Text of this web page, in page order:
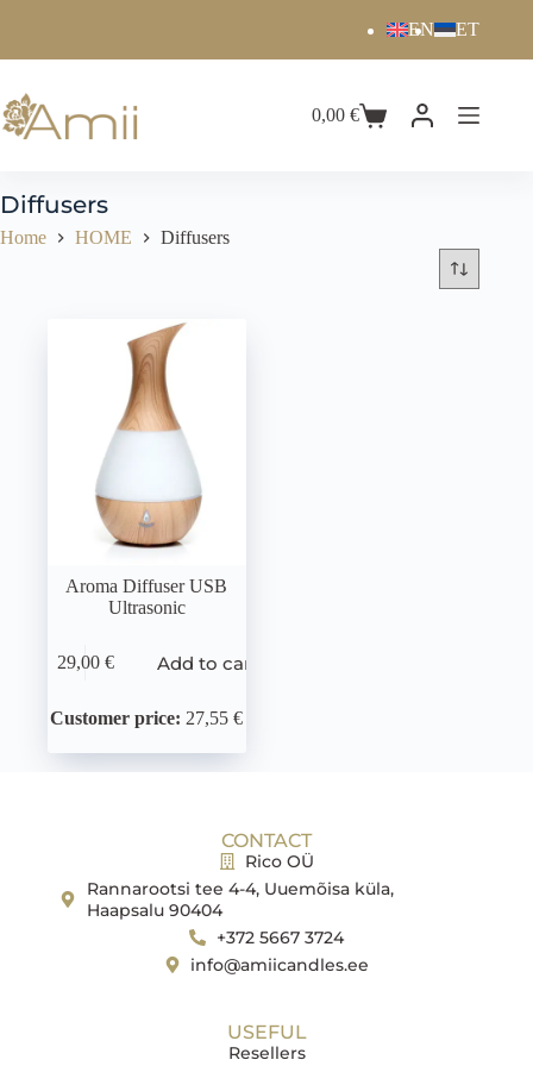
EN ET
0,00€
Diffusers
Home HOME Diffusers
Aroma Diffuser USB
Ultrasonic
29,00 € Add to cart
Customer price: 27,55 €
CONTACT
Rico OÜ
Rannarootsi tee 4-4, Uuemõisa küla,
Haapsalu 90404
+372 5667 3724
info@amiicandles.ee
USEFUL
Resellers